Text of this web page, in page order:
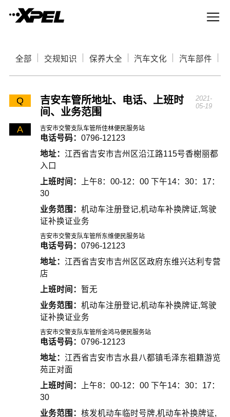
全部 交规知识 保养大全 汽车文化 汽车部件
Q
吉安车管所地址、电话、上班时
间、业务范围
2021-
05-19
A 吉安市交警支队车管所佳林便民服务站
电话号码： 0796-12123
地址： 江西省吉安市吉州区沿江路115号香榭丽都
入口
上班时间：
上午8：00-12：00 下午14：30：17：
30
业务范围： 机动车注册登记,机动车补换牌证,驾驶
证补换证业务
吉安市交警支队车管所东维便民服务站
电话号码： 0796-12123
地址： 江西省吉安市吉州区区政府东维兴达利专营
店
上班时间： 暂无
业务范围： 机动车注册登记,机动车补换牌证,驾驶
证补换证业务
吉安市交警支队车管所金鸿马便民服务站
电话号码： 0796-12123
地址： 江西省吉安市吉水县八都镇毛泽东祖籍游览
苑正对面
上班时间：
上午8：00-12：00 下午14：30：17：
30
业务范围： 核发机动车临时号牌,机动车补换牌证,